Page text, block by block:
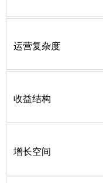
运营复杂度
收益结构
增长空间